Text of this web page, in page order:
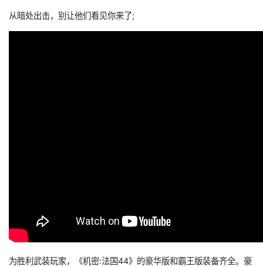
从暗处出击，别让他们看见你来了;
为胜利武装玩家，《机密:法国44》的豪华版和霸王版装备齐全。豪